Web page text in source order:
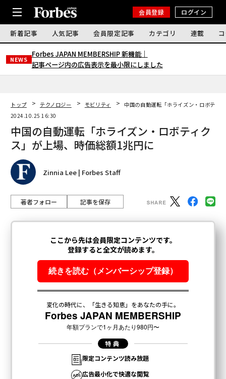
会員登録 ログイン
新着記事 人気記事 会員限定記事 カテゴリ 連載
NEWS
Forbes JAPAN MEMBERSHIP 新機能｜
記事ページ内の広告表示を最小限にしました
トップ テクノロジー モビリティ
中国の自動運転「ホライズン・ロボティ
2024.10.25 16:30
中国の自動運転「ホライズン・ロボティク
ス」が上場、時価総額1兆円に
Zinnia Lee | Forbes Staff
著者フォロー 記事を保存